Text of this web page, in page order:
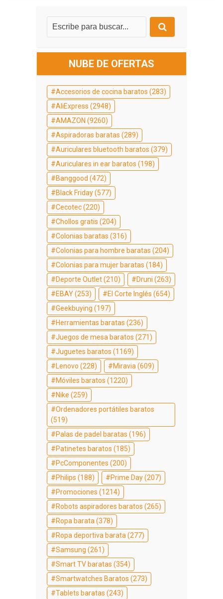
NUBE DE OFERTAS
Accesorios de cocina baratos (283)
AliExpress (2948)
AMAZON (9260)
Aspiradoras baratas (289)
Auriculares bluetooth baratos (379)
Auriculares in ear baratos (198)
Banggood (472)
Black Friday(577)
Cecotec(220)
Chollos gratis (204)
Colonias baratas (316)
Colonias para hombre baratas (204)
Colonias para mujer baratas (184)
Deporte Outlet(210) Druni (263)
EBAY(253) El Corte Inglés (654)
Geekbuying (197)
Herramientas baratas (236)
Juegos de mesa baratos (271)
Juguetes baratos (1169)
Lenovo (228) Miravia (609)
Móviles baratos (1220)
Nike (259)
Ordenadores portátiles baratos
(519)
Palas de padel baratas (196)
Patinetes baratos (185)
PcComponentes (200)
Philips (188) Prime Day(207)
Promociones (1214)
Robots aspiradores baratos (265)
Ropa barata (378)
Ropa deportiva barata (277)
Samsung (261)
Smart TV baratas (354)
Smartwatches Baratos (273)
Tablets baratas (243)